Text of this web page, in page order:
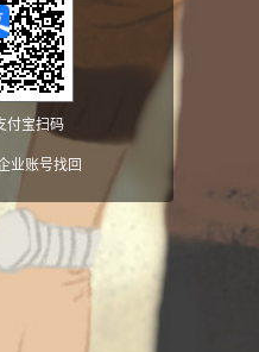
付宝扫码
业账号找回